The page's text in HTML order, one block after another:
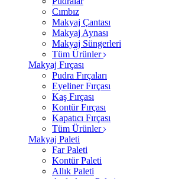
Cımbız
Makyaj Çantası
Makyaj Aynası
Makyaj Süngerleri
Tüm Ürünler
Makyaj Fırçası
Pudra Fırçaları
Eyeliner Fırçası
Kaş Fırçası
Kontür Fırçası
Kapatıcı Fırçası
Tüm Ürünler
Makyaj Paleti
Far Paleti
Kontür Paleti
Allık Paleti